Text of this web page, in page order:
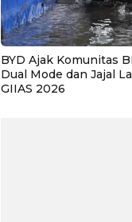
BYD Ajak Komunitas
Dual Mode dan Jajal
GIIAS 2026